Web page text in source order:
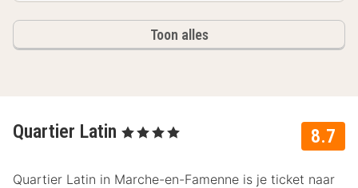
Toon alles
8.7
Quartier Latin , 4 Sterren
Quartier Latin in Marche-en-Famenne is je ticket naar